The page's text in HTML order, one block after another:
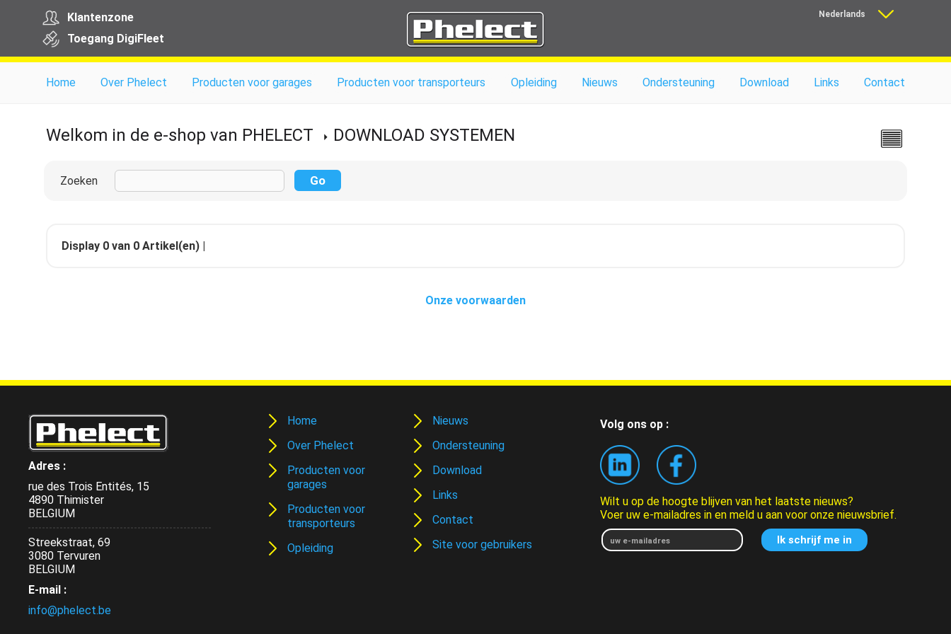
Klantenzone
Toegang DigiFleet
Nederlands
Home Over Phelect Producten voor garages Producten voor transporteurs Opleiding Nieuws Ondersteuning Download Links Contact
Welkom in de e-shop van PHELECT DOWNLOAD SYSTEMEN
Zoeken
Display 0 van 0 Artikel(en) |
Onze voorwaarden
Adres :
rue des Trois Entités, 15
4890 Thimister
BELGIUM
Streekstraat, 69
3080 Tervuren
BELGIUM
E-mail :
info@phelect.be
Home
Over Phelect
Producten voor
garages
Producten voor
transporteurs
Opleiding
Nieuws
Ondersteuning
Download
Links
Contact
Site voor gebruikers
Volg ons op :
Wilt u op de hoogte blijven van het laatste nieuws?
Voer uw e-mailadres in en meld u aan voor onze nieuwsbrief.